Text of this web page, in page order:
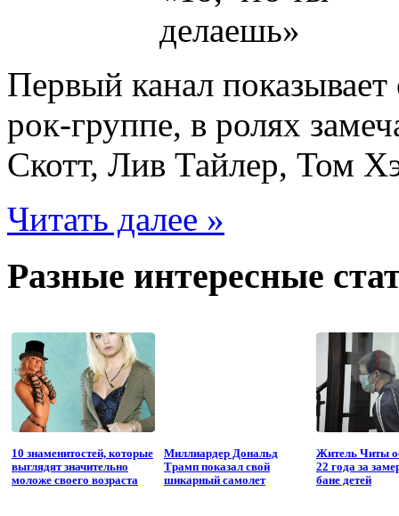
Первый канал
рок-группе, в ролях
Скотт, Лив Тайлер, Том
Читать далее »
Разные интересные
10 знаменитостей, которые
выглядят значительно
моложе своего возраста
Миллиардер Дональд
Трамп показал свой
шикарный самолет
Житель Читы
22 года за
бане детей